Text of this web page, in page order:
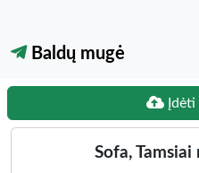
Baldų mugė
Sofa,